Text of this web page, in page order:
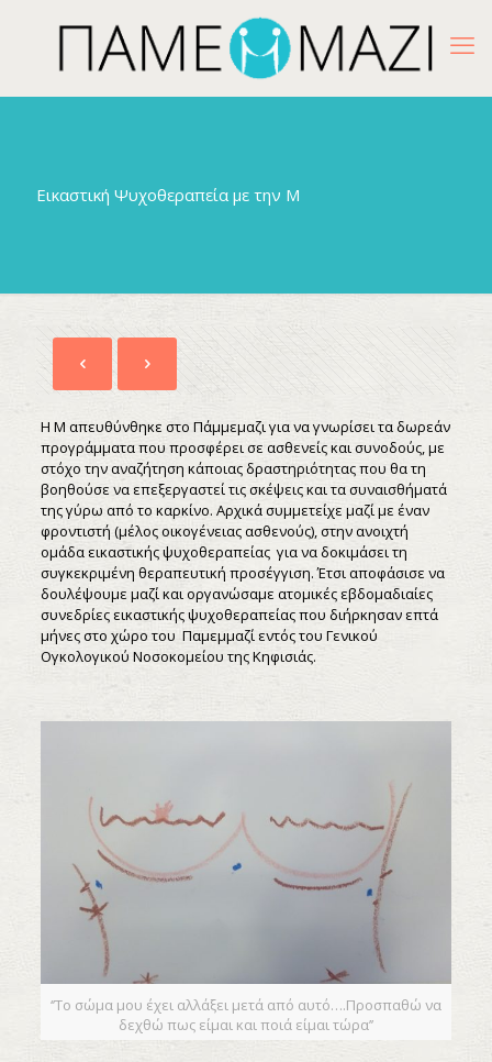
Εικαστική Ψυχοθεραπεία με την Μ
Η Μ απευθύνθηκε στο Πάμμεμαζι για να γνωρίσει τα δωρεάν
προγράμματα που προσφέρει σε ασθενείς και συνοδούς, με
στόχο την αναζήτηση κάποιας δραστηριότητας που θα τη
βοηθούσε να επεξεργαστεί τις σκέψεις και τα συναισθήματά
της γύρω από το καρκίνο. Αρχικά συμμετείχε μαζί με έναν
φροντιστή (μέλος οικογένειας ασθενούς), στην ανοιχτή
ομάδα εικαστικής ψυχοθεραπείας για να δοκιμάσει τη
συγκεκριμένη θεραπευτική προσέγγιση. Έτσι αποφάσισε να
δουλέψουμε μαζί και οργανώσαμε ατομικές εβδομαδιαίες
συνεδρίες εικαστικής ψυχοθεραπείας που διήρκησαν επτά
μήνες στο χώρο του Παμεμμαζί εντός του Γενικού
Ογκολογικού Νοσοκομείου της Κηφισιάς.
‘’Το σώμα μου έχει αλλάξει μετά από αυτό….Προσπαθώ να
δεχθώ πως είμαι και ποιά είμαι τώρα’’